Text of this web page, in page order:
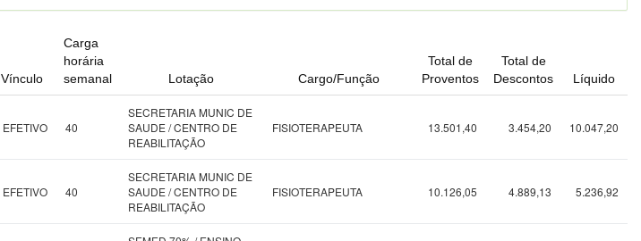
Vínculo
Carga
horária
semanal
Lotação Cargo/Função
Total de
Proventos
Total de
Descontos
Líquido
EFETIVO 40
SECRETARIA MUNIC DE
SAUDE / CENTRO DE
REABILITAÇÃO
FISIOTERAPEUTA 13.501,40 3.454,20 10.047,20
EFETIVO 40
SECRETARIA MUNIC DE
SAUDE / CENTRO DE
REABILITAÇÃO
FISIOTERAPEUTA 10.126,05 4.889,13 5.236,92